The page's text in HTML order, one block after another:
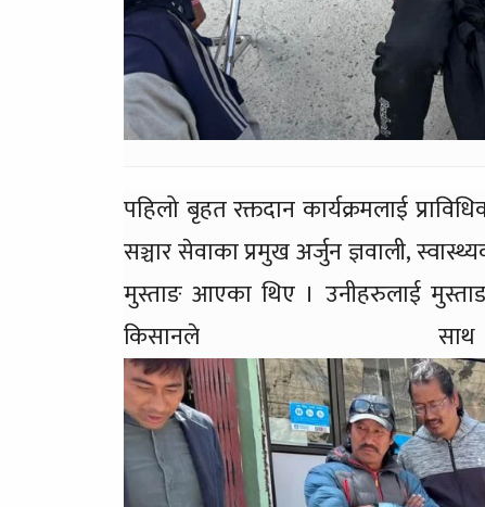
पहिलो बृहत रक्तदान कार्यक्रमलाई
सञ्चार सेवाका प्रमुख अर्जुन ज्ञवाली,
मुस्ताङ आएका थिए । उनीहरुलाई